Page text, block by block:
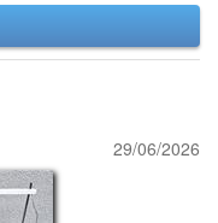
29/06/2026